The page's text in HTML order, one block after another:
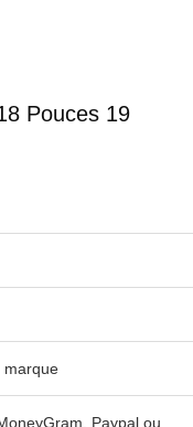
Pouces 19
marque
Paypal ou